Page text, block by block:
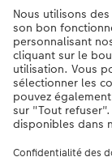
Si vous avez des
n'hésitez pas à
(hors jours fériés),